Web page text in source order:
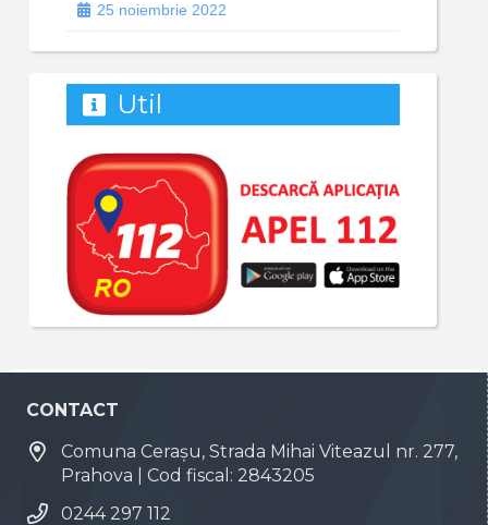
25 noiembrie 2022
Util
CONTACT
Comuna Cerașu, Strada Mihai Viteazul nr. 277,
Prahova | Cod fiscal: 2843205
0244 297 112